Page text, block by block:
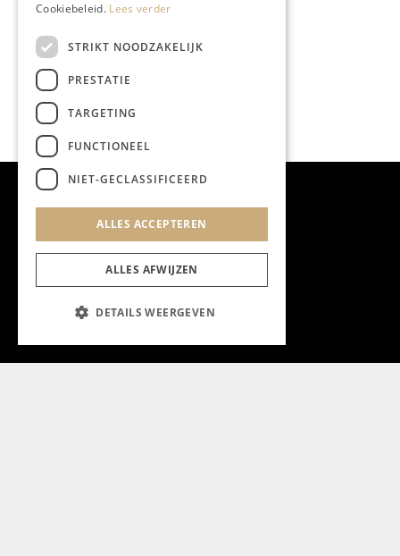
Cookiebeleid. Lees verder
STRIKT NOODZAKELIJK
PRESTATIE
TARGETING
FUNCTIONEEL
NIET-GECLASSIFICEERD
ALLES ACCEPTEREN
ALLES AFWIJZEN
DETAILS WEERGEVEN